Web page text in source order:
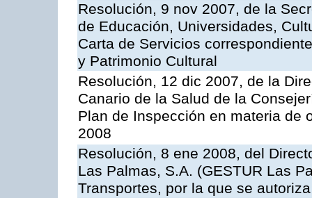
Resolución, 9 nov 2007, de la
de Educación, Universidades,
Carta de Servicios
y Patrimonio Cultural
Resolución, 12 dic 2007, de la
Canario de la Salud de la
Plan de Inspección en materia de
2008
Resolución, 8 ene 2008, del
Las Palmas, S.A. (GESTUR Las
Transportes, por la que se